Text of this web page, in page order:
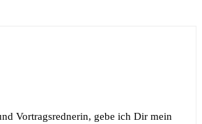
Vortragsrednerin, gebe ich Dir mein